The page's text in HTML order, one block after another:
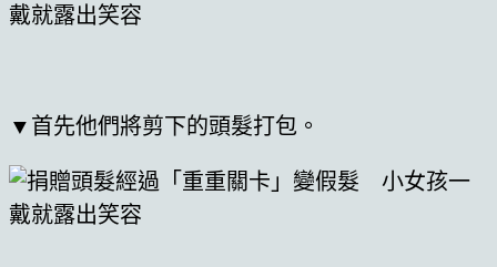
▼首先他們將剪下的頭髮打包。